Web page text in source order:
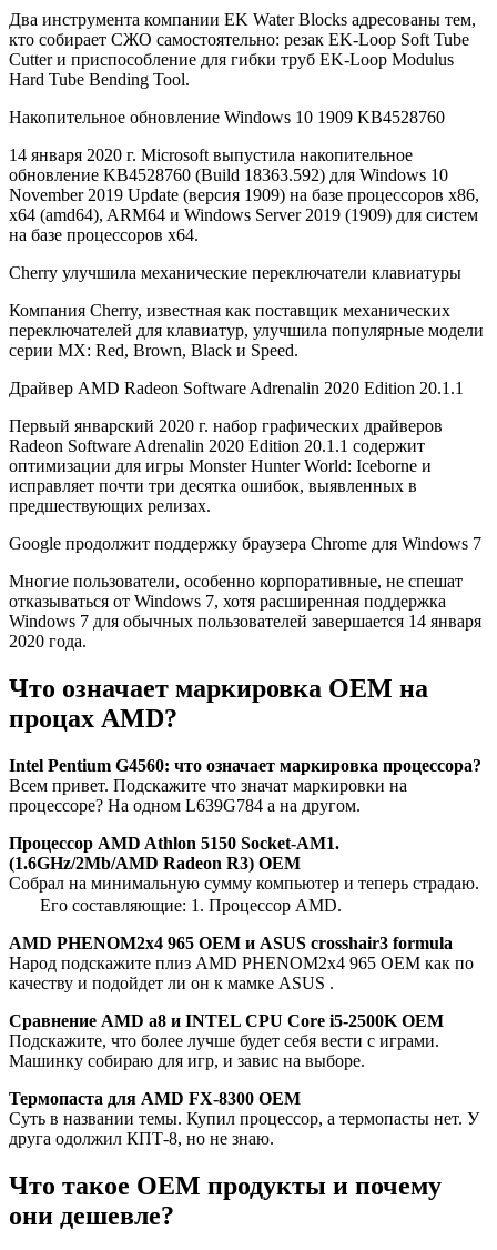
Два инструмента компании EK Water Blocks адресованы тем,
кто собирает СЖО самостоятельно: резак EK-Loop Soft Tube
Cutter и приспособление для гибки труб EK-Loop Modulus
Hard Tube Bending Tool.
Накопительное обновление Windows 10 1909 KB4528760
14 января 2020 г. Microsoft выпустила накопительное
обновление KB4528760 (Build 18363.592) для Windows 10
November 2019 Update (версия 1909) на базе процессоров x86,
x64 (amd64), ARM64 и Windows Server 2019 (1909) для систем
на базе процессоров x64.
Cherry улучшила механические переключатели клавиатуры
Компания Cherry, известная как поставщик механических
переключателей для клавиатур, улучшила популярные модели
серии MX: Red, Brown, Black и Speed.
Драйвер AMD Radeon Software Adrenalin 2020 Edition 20.1.1
Первый январский 2020 г. набор графических драйверов
Radeon Software Adrenalin 2020 Edition 20.1.1 содержит
оптимизации для игры Monster Hunter World: Iceborne и
исправляет почти три десятка ошибок, выявленных в
предшествующих релизах.
Google продолжит поддержку браузера Chrome для Windows 7
Многие пользователи, особенно корпоративные, не спешат
отказываться от Windows 7, хотя расширенная поддержка
Windows 7 для обычных пользователей завершается 14 января
2020 года.
Что означает маркировка OEM на
процах AMD?
Intel Pentium G4560: что означает маркировка процессора?
Всем привет. Подскажите что значат маркировки на
процессоре? На одном L639G784 а на другом.
Процессор AMD Athlon 5150 Socket-AM1.
(1.6GHz/2Mb/AMD Radeon R3) OEM
Собрал на минимальную сумму компьютер и теперь страдаю.
Его составляющие: 1. Процессор AMD.
AMD PHENOM2x4 965 OEM и ASUS crosshair3 formula
Народ подскажите плиз AMD PHENOM2x4 965 OEM как по
качеству и подойдет ли он к мамке ASUS .
Сравнение AMD a8 и INTEL CPU Core i5-2500K OEM
Подскажите, что более лучше будет себя вести с играми.
Машинку собираю для игр, и завис на выборе.
Термопаста для AMD FX-8300 OEM
Суть в названии темы. Купил процессор, а термопасты нет. У
друга одолжил КПТ-8, но не знаю.
Что такое OEM продукты и почему
они дешевле?